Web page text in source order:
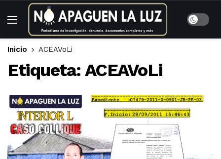
Inicio ACEAVoLi
Etiqueta: ACEAVoLi